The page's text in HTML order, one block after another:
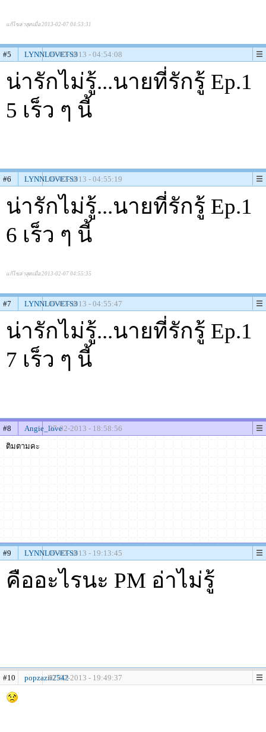
แก้ไขล่าสุดเมื่อ 2013-02-07 04:53:31
#5 LYNNLOVETS3
07-02-2013 - 04:54:08
น่ารักไม่รู้...นายที่รักรู้ Ep.1
5 เร็ว ๆ นี้
#6 LYNNLOVETS3
07-02-2013 - 04:55:19
น่ารักไม่รู้...นายที่รักรู้ Ep.1
6 เร็ว ๆ นี้
แก้ไขล่าสุดเมื่อ 2013-02-07 04:55:35
#7 LYNNLOVETS3
07-02-2013 - 04:55:47
น่ารักไม่รู้...นายที่รักรู้ Ep.1
7 เร็ว ๆ นี้
#8 Angie_love07-02-2013 - 18:58:56
ติมตามคะ
#9 LYNNLOVETS3
07-02-2013 - 19:13:45
คืออะไรนะ PM อ่าไม่รู้
#10 popzazii254207-02-2013 - 19:49:37